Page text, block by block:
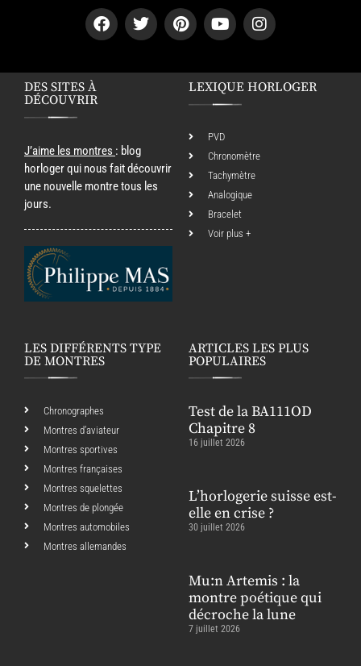
DES SITES À
DÉCOUVRIR
J’aime les montres : blog
horloger qui nous fait découvrir
une nouvelle montre tous les
jours.
LEXIQUE HORLOGER
PVD
Chronomètre
Tachymètre
Analogique
Bracelet
Voir plus +
LES DIFFÉRENTS TYPE
DE MONTRES
Chronographes
Montres d’aviateur
Montres sportives
Montres françaises
Montres squelettes
Montres de plongée
Montres automobiles
Montres allemandes
ARTICLES LES PLUS
POPULAIRES
Test de la BA111OD
Chapitre 8
16 juillet 2026
L’horlogerie suisse est-
elle en crise ?
30 juillet 2026
Mu:n Artemis : la
montre poétique qui
décroche la lune
7 juillet 2026